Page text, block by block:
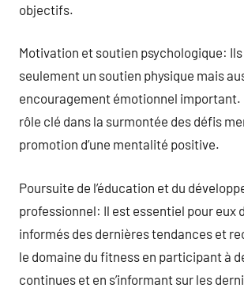
objectifs.
Motivation et soutien psychologique:
seulement un soutien physique mais
encouragement émotionnel important.
rôle clé dans la surmontée des défis
promotion d’une mentalité positive.
Poursuite de l’éducation et du
professionnel: Il est essentiel pour eux
informés des dernières tendances et
le domaine du fitness en participant à
continues et en s’informant sur les